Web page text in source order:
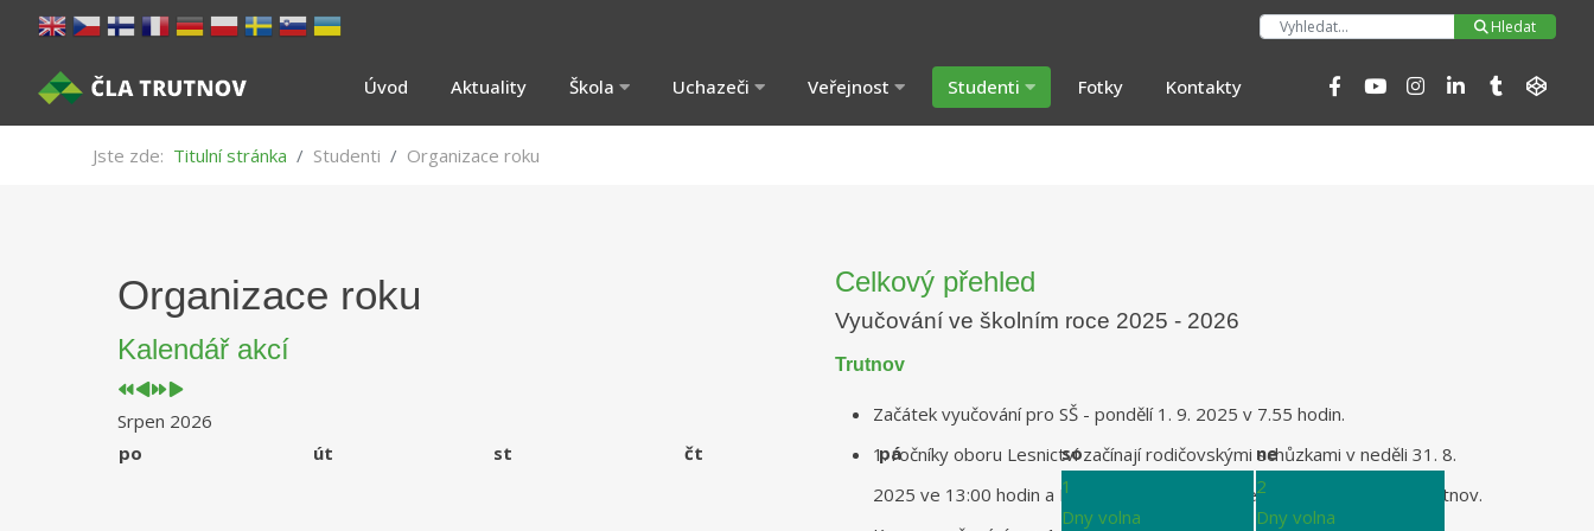
Hledat
Úvod Aktuality Škola Uchazeči Veřejnost Studenti Fotky Kontakty
Jste zde: Titulní stránka Studenti Organizace roku
Celkový přehled
Vyučování ve školním roce 2025 - 2026
Trutnov
Začátek vyučování pro SŠ - pondělí 1. 9. 2025 v 7.55 hodin.
1. ročníky oboru Lesnictví začínají rodičovskými schůzkami v neděli 31. 8.
2025 ve 13:00 hodin a Přírodovědné lyceum ve 14:00 hodin v aule Trutnov.
Organizace roku
Kalendář akcí
rokměsíc
rokměsíc
Srpen 2026
po
út st čt pá so
ne
1
Dny volna
2
Dny volna